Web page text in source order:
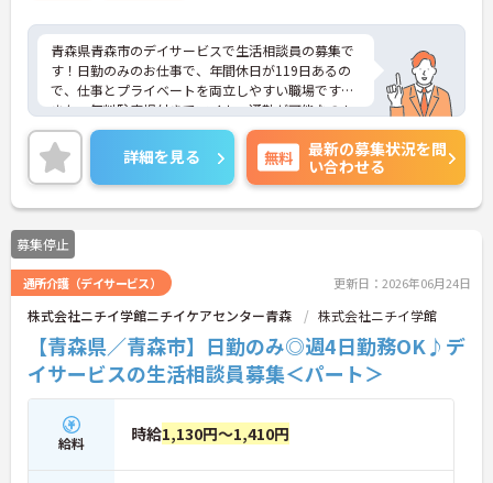
青森県青森市のデイサービスで生活相談員の募集で
す！日勤のみのお仕事で、年間休日が119日あるの
で、仕事とプライベートを両立しやすい職場です♪
また、無料駐車場付きでマイカー通勤が可能なのも
うれしいポイント◎ご興味のある方は、面接ポイン
トをお伝えしますので、お気軽にご連絡ください。
詳細を見る 無料
最新の募集状況を問
い合わせる
募集停止
通所介護（デイサービス） 更新日：2026年06月24日
株式会社ニチイ学館ニチイケアセンター青森 株式会社ニチイ学館
【青森県／青森市】日勤のみ◎週4日勤務OK♪デ
イサービスの生活相談員募集＜パート＞
給料 時給1,130円～1,410円